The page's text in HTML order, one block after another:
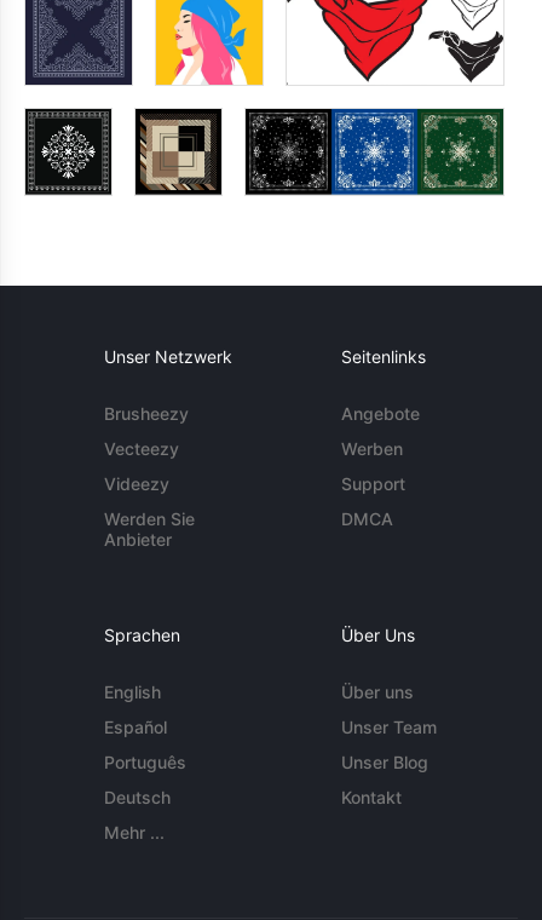
Unser Netzwerk
Brusheezy
Vecteezy
Videezy
Werden Sie
Anbieter
Seitenlinks
Angebote
Werben
Support
DMCA
Sprachen
English
Español
Português
Deutsch
Mehr ...
Über Uns
Über uns
Unser Team
Unser Blog
Kontakt